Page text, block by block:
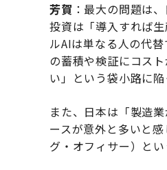
芳賀 ：最大の問題は
投資は「導入すれば
ルAIは単なる人の代
の蓄積や検証にコス
い」という袋小路に陥
また、日本は「製造
ースが意外と多いと
グ・オフィサー）と